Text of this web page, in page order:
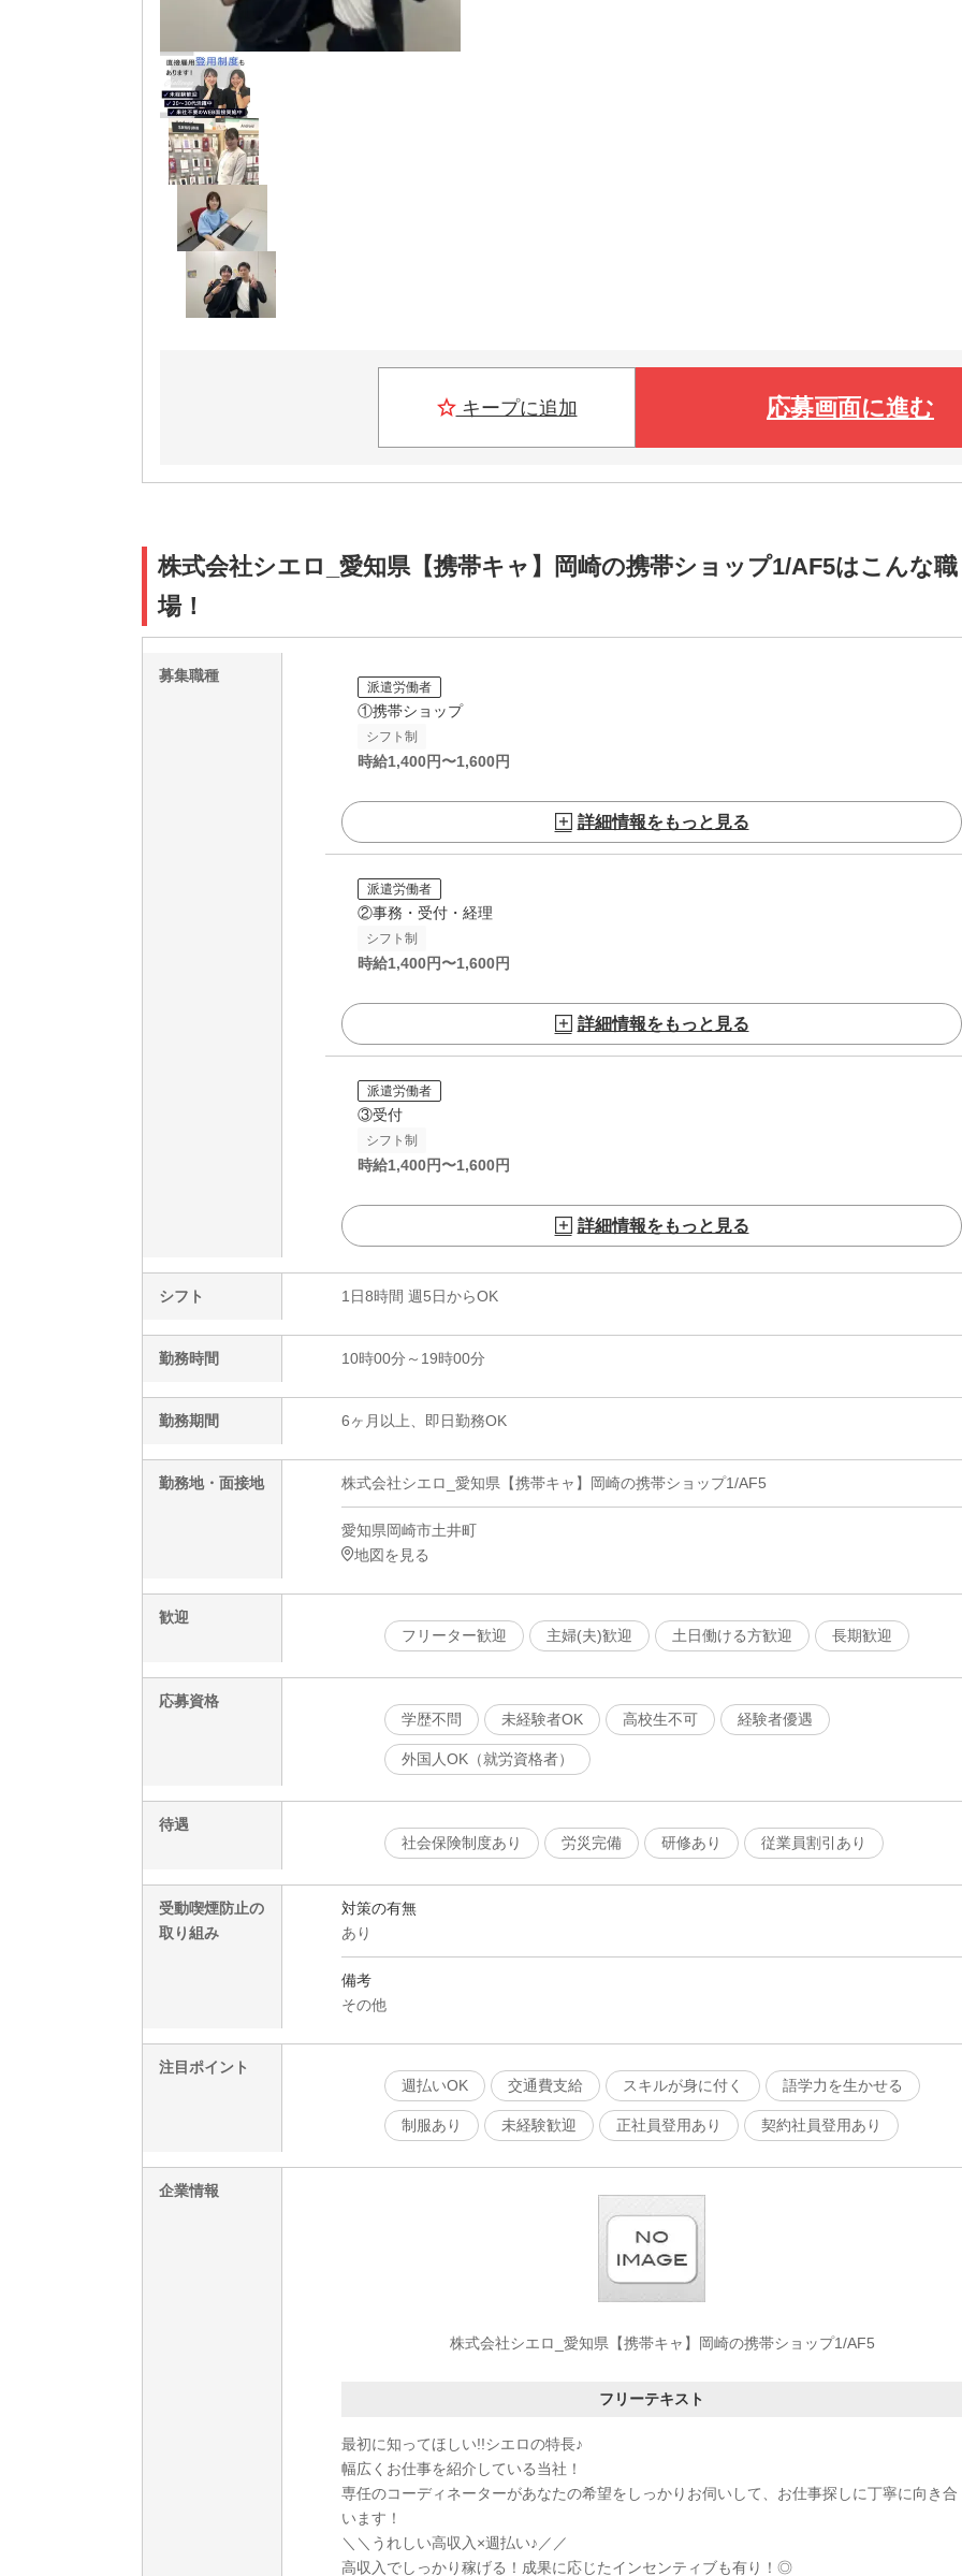
キープに追加 応募画面に進む
株式会社シエロ_愛知県【携帯キャ】岡崎の携帯ショップ1/AF5はこんな職
場！
募集職種
派遣労働者
①携帯ショップ
シフト制
時給1,400円〜1,600円
詳細情報をもっと見る
派遣労働者
②事務・受付・経理
シフト制
時給1,400円〜1,600円
詳細情報をもっと見る
派遣労働者
③受付
シフト制
時給1,400円〜1,600円
詳細情報をもっと見る
シフト 1日8時間 週5日からOK
勤務時間 10時00分～19時00分
勤務期間 6ヶ月以上、即日勤務OK
勤務地・面接地 株式会社シエロ_愛知県【携帯キャ】岡崎の携帯ショップ1/AF5
愛知県岡崎市土井町
地図を見る
歓迎
フリーター歓迎
主婦(夫)歓迎 土日働ける方歓迎 長期歓迎
応募資格
学歴不問
未経験者OK 高校生不可 経験者優遇
外国人OK（就労資格者）
待遇
社会保険制度あり
労災完備 研修あり 従業員割引あり
受動喫煙防止の
取り組み
対策の有無
あり
備考
その他
注目ポイント
週払いOK
交通費支給 スキルが身に付く 語学力を生かせる
制服あり 未経験歓迎 正社員登用あり 契約社員登用あり
企業情報
株式会社シエロ_愛知県【携帯キャ】岡崎の携帯ショップ1/AF5
フリーテキスト
最初に知ってほしい!!シエロの特長♪
幅広くお仕事を紹介している当社！
専任のコーディネーターがあなたの希望をしっかりお伺いして、お仕事探しに丁寧に向き合
います！
＼＼うれしい高収入×週払い♪／／
高収入でしっかり稼げる！成果に応じたインセンティブも有り！◎